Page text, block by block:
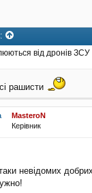
від дронів ЗСУ
рашисти
MasteroN
Керівник
невідомих